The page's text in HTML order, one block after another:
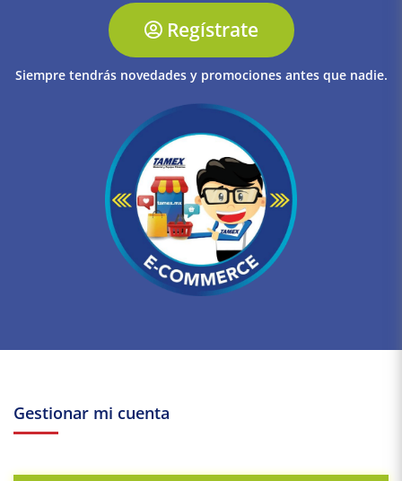
Regístrate
Siempre tendrás novedades y promociones antes que nadie.
Gestionar mi cuenta